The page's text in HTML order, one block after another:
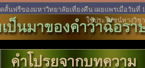
นฟรีของมหาวิทยาลัยเที่ยงคืน เผยแพรเมื่อวันที่
ใช้ประโยชน์ทางวิช